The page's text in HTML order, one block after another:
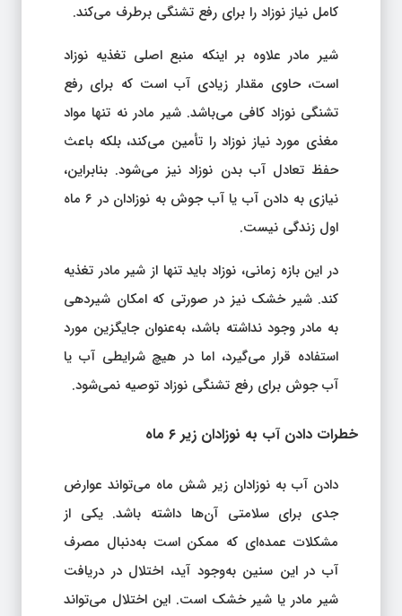
کامل نیاز نوزاد را برای رفع تشنگی برطرف می‌کند.
شیر مادر علاوه بر اینکه منبع اصلی تغذیه نوزاد
است، حاوی مقدار زیادی آب است که برای رفع
تشنگی نوزاد کافی می‌باشد. شیر مادر نه تنها مواد
مغذی مورد نیاز نوزاد را تأمین می‌کند، بلکه باعث
حفظ تعادل آب بدن نوزاد نیز می‌شود. بنابراین،
نیازی به دادن آب یا آب جوش به نوزادان در ۶ ماه
اول زندگی نیست.
در این بازه زمانی، نوزاد باید تنها از شیر مادر تغذیه
کند. شیر خشک نیز در صورتی که امکان شیردهی
به مادر وجود نداشته باشد، به‌عنوان جایگزین مورد
استفاده قرار می‌گیرد، اما در هیچ شرایطی آب یا
آب جوش برای رفع تشنگی نوزاد توصیه نمی‌شود.
خطرات دادن آب به نوزادان زیر ۶ ماه
دادن آب به نوزادان زیر شش ماه می‌تواند عوارض
جدی برای سلامتی آن‌ها داشته باشد. یکی از
مشکلات عمده‌ای که ممکن است به‌دنبال مصرف
آب در این سنین به‌وجود آید، اختلال در دریافت
شیر مادر یا شیر خشک است. این اختلال می‌تواند